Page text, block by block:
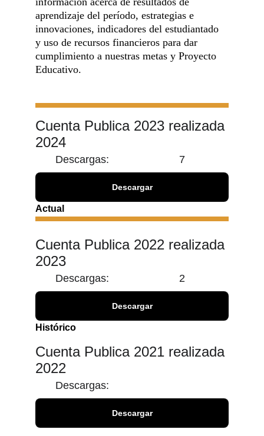
aprendizaje del período, estrategias e
innovaciones, indicadores del estudiantado
y uso de recursos financieros para dar
cumplimiento a nuestras metas y Proyecto
Educativo.
Cuenta Publica 2023 realizada
2024
Descargas:
Descargar
7
Actual
Cuenta Publica 2022 realizada
2023
Descargas:
Descargar
2
Histórico
Cuenta Publica 2021 realizada
2022
Descargas:
Descargar